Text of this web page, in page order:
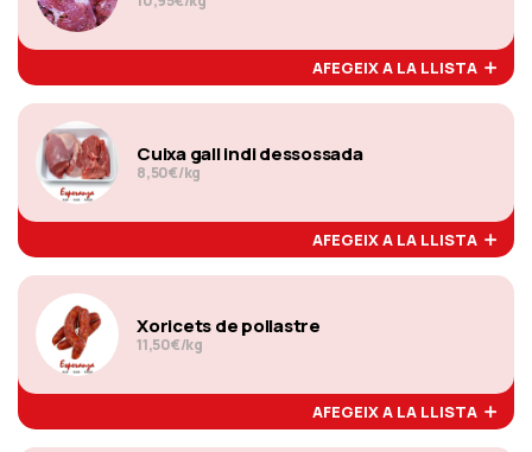
AFEGEIX A LA LLISTA
Cuixa gall indi dessossada
8,50€/kg
AFEGEIX A LA LLISTA
Xoricets de pollastre
11,50€/kg
AFEGEIX A LA LLISTA